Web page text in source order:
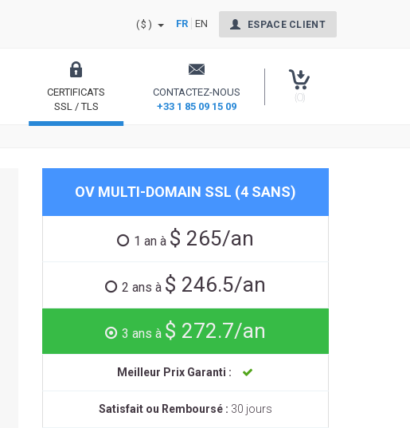
($) FR EN ESPACE CLIENT
CERTIFICATS
SSL / TLS
CONTACTEZ-NOUS
+33 1 85 09 15 09
(0)
OV MULTI-DOMAIN SSL (4 SANS)
1 an à $ 265/an
2 ans à $ 246.5/an
3 ans à $ 272.7/an
Meilleur Prix Garanti :
Satisfait ou Remboursé : 30 jours